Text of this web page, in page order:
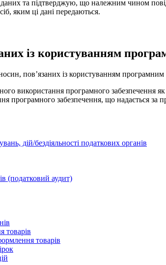
та підтверджую, що належним чином
яким ці дані передаються.
із користуванням
пов’язаних із користуванням програмним
використання програмного забезпечення
програмного забезпечення, що надається
дій/бездіяльності податкових органів
(податковий аудит)
товарів
товарів